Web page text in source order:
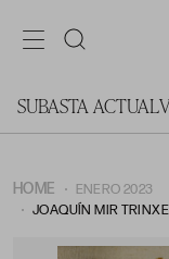
SUBASTA ACTUAL
HOME
ENERO 2023
JOAQUÍN MIR